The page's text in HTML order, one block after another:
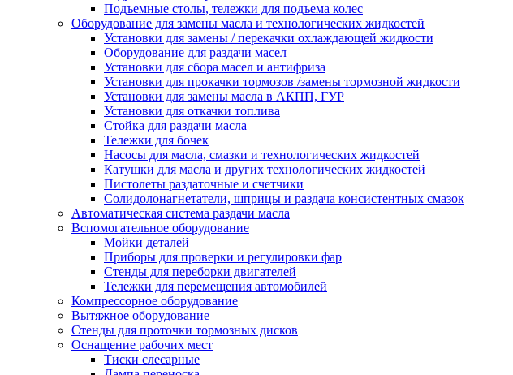
Подъемные столы, тележки для подъема колес
Оборудование для замены масла и технологических жидкостей
Установки для замены / перекачки охлаждающей жидкости
Оборудование для раздачи масел
Установки для сбора масел и антифриза
Установки для прокачки тормозов /замены тормозной жидкости
Установки для замены масла в АКПП, ГУР
Установки для откачки топлива
Стойка для раздачи масла
Тележки для бочек
Насосы для масла, смазки и технологических жидкостей
Катушки для масла и других технологических жидкостей
Пистолеты раздаточные и счетчики
Солидолонагнетатели, шприцы и раздача консистентных смазок
Автоматическая система раздачи масла
Вспомогательное оборудование
Мойки деталей
Приборы для проверки и регулировки фар
Стенды для переборки двигателей
Тележки для перемещения автомобилей
Компрессорное оборудование
Вытяжное оборудование
Стенды для проточки тормозных дисков
Оснащение рабочих мест
Тиски слесарные